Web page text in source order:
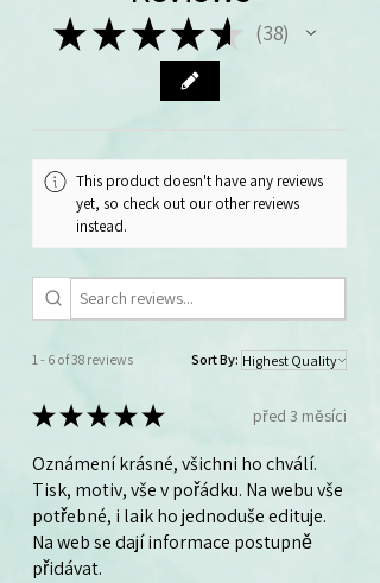
anglicky vyhodněji objednáte v
balíčku 40 ks.
★ ★★★★ 38
38
This product doesn't have any reviews
yet, so check out our other reviews
instead.
1 - 6 of 38 reviews Sort By:
★★★★★ před 3 měsíci
Oznámení krásné, všichni ho chválí.
Tisk, motiv, vše v pořádku. Na webu vše
potřebné, i laik ho jednoduše edituje.
Na web se dají informace postupně
přidávat.